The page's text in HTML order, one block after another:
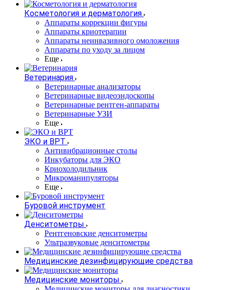
Косметология и дерматология
Аппараты коррекции фигуры
Аппараты криотерапии
Аппараты неинвазивного омоложения
Аппараты по уходу за лицом
Еще
Ветеринария
Ветеринарные анализаторы
Ветеринарные видеоэндоскопы
Ветеринарные рентген-аппараты
Ветеринарные УЗИ
Еще
ЭКО и ВРТ
Антивибрационные столы
Инкубаторы для ЭКО
Криохолодильник
Микроманипуляторы
Еще
Буровой инструмент
Денситометры
Рентгеновские денситометры
Ультразвуковые денситометры
Медицинские дезинфицирующие средства
Медицинские мониторы